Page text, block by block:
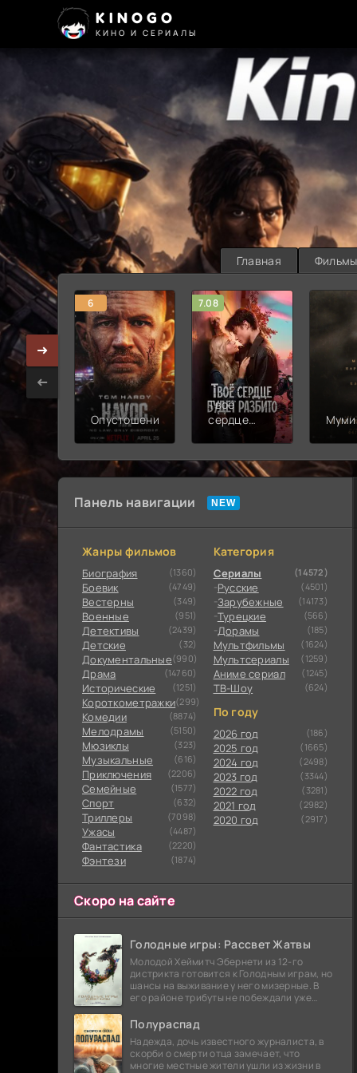
KINOGO
КИНО И СЕРИАЛЫ
Главная Фильмы
6
Опустошение
7.08
Твоё
сердце
Панель навигации
Жанры фильмов
Биография (1360)
Боевик (4749)
Вестерны (349)
Военные (951)
Детективы (2439)
Детские (32)
Документальные(990)
Драма (14760)
Исторические (1251)
Короткометражки(299)
Комедии (8874)
Мелодрамы (5150)
Мюзиклы (323)
Музыкальные (616)
Приключения (2206)
Семейные (1577)
Cпорт (632)
Триллеры (7098)
Ужасы (4487)
Фантастика (2220)
Фэнтези (1874)
Категория
Сериалы (14572)
Русские (4501)
Зарубежные (14173)
Турецкие (566)
Дорамы (185)
Мультфильмы (1624)
Мультсериалы (1259)
Аниме сериал (1245)
ТВ-Шоу (624)
По году
2026 год (186)
2025 год (1665)
2024 год (2498)
2023 год (3344)
2022 год (3281)
2021 год (2982)
2020 год (2917)
Скоро на сайте
Голодные игры: Рассвет Жатвы
Молодой Хеймитч Эбернети из 12-го
дистрикта готовится к Голодным играм, но
шансы на выживание у него мизерные. В
его районе трибуты не побеждали уже
безнадежности.
Полураспад
Надежда, дочь известного журналиста, в
скорби о смерти отца замечает, что
многие местные жители ушли из жизни в